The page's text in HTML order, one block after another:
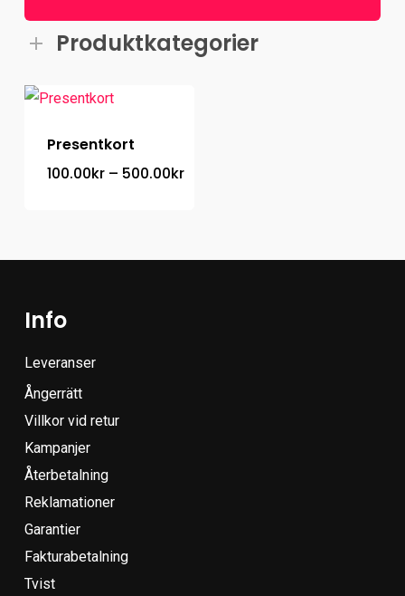
Produktkategorier
Presentkort
100.00kr – 500.00krPrisintervall:
Info
Leveranser
Ångerrätt
Villkor vid retur
Kampanjer
Återbetalning
Reklamationer
Garantier
Fakturabetalning
Tvist